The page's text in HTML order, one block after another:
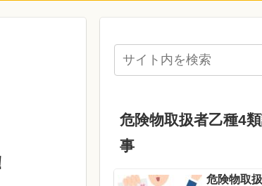
危険物取扱者乙種4
事
危険物取